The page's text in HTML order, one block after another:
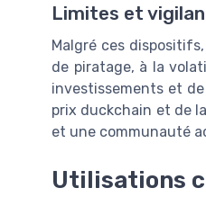
Limites et
Malgré ces
de piratage, à la
investissements et
prix duckchain et de
et une communauté
Utilisations